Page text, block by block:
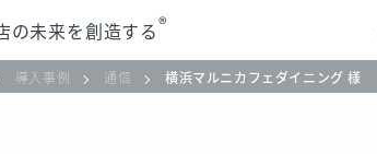
の未来を創造する®
導入事例 通信 横浜マルニカフェダイニング 様